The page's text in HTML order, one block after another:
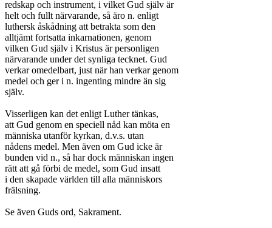
redskap och instrument, i vilket Gud själv är
helt och fullt närvarande, så äro n. enligt
luthersk åskådning att betrakta som den
alltjämt fortsatta inkarnationen, genom
vilken Gud själv i Kristus är personligen
närvarande under det synliga tecknet. Gud
verkar omedelbart, just när han verkar genom
medel och ger i n. ingenting mindre än sig
själv.
Visserligen kan det enligt Luther tänkas,
att Gud genom en speciell nåd kan möta en
människa utanför kyrkan, d.v.s. utan
nådens medel. Men även om Gud icke är
bunden vid n., så har dock människan ingen
rätt att gå förbi de medel, som Gud insatt
i den skapade världen till alla människors
frälsning.
Se även Guds ord, Sakrament.